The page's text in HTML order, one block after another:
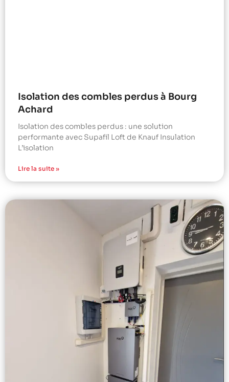
Isolation des combles perdus à Bourg
Achard
Isolation des combles perdus : une solution
performante avec Supafil Loft de Knauf Insulation
L’isolation
Lire la suite »